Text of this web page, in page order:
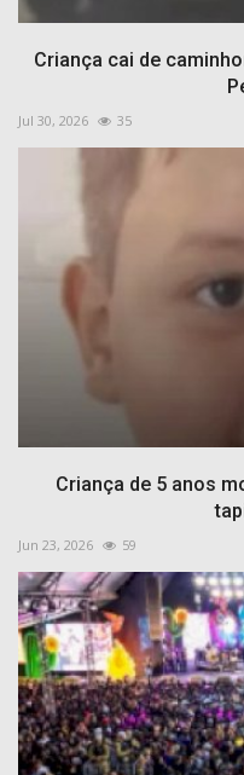
Criança cai de
Jul 30, 2026 35
Criança de 5 anos
Jun 23, 2026 59